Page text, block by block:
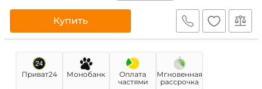
Купить
Приват24 Монобанк
Оплата
частями
Мгновенная
рассрочка